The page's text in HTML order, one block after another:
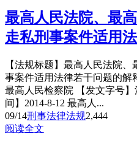
最高人民法院、最
走私刑事案件适用
【法规标题】最高人民法院
事案件适用法律若干问题的解
最高人民检察院 【发文字号
间】2014-8-12 最高人...
09/14刑事法律法规2,444
阅读全文